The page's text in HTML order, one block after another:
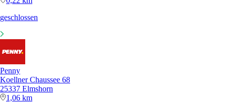
geschlossen
Penny
Koellner Chaussee 68
25337 Elmshorn
1,06 km